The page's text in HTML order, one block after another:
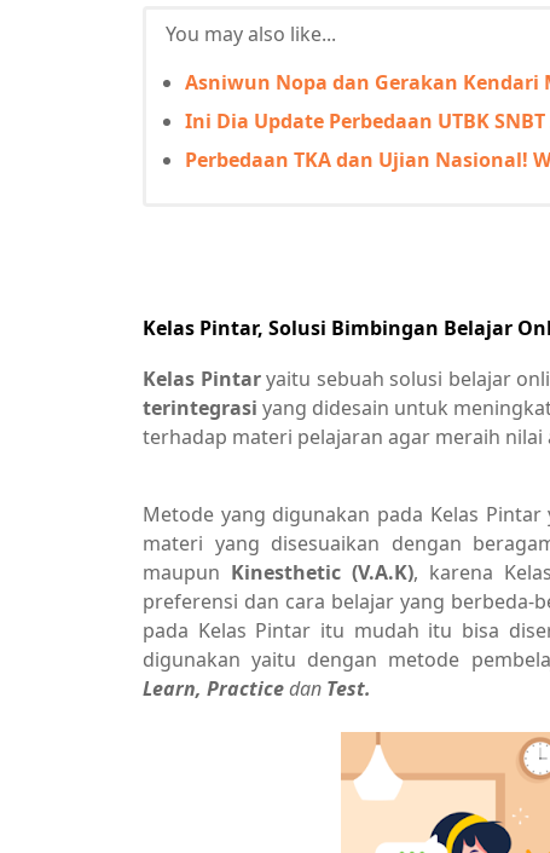
You may also like...
Asniwun Nopa dan Gerakan
Ini Dia Update Perbedaan UTBK SNBT
Perbedaan TKA dan Ujian Nasional!
Kelas Pintar, Solusi Bimbingan Belajar
Kelas Pintaryaitu sebuah solusi belajar
terintegrasi yang didesain untuk
terhadap materi pelajaran agar meraih nilai
Metode yang digunakan pada Kelas Pintar
materi yang disesuaikan dengan
maupun Kinesthetic (V.A.K), karena
preferensi dan cara belajar yang
pada Kelas Pintar itu mudah itu bisa
digunakan yaitu dengan metode
Learn, Practicedan Test.